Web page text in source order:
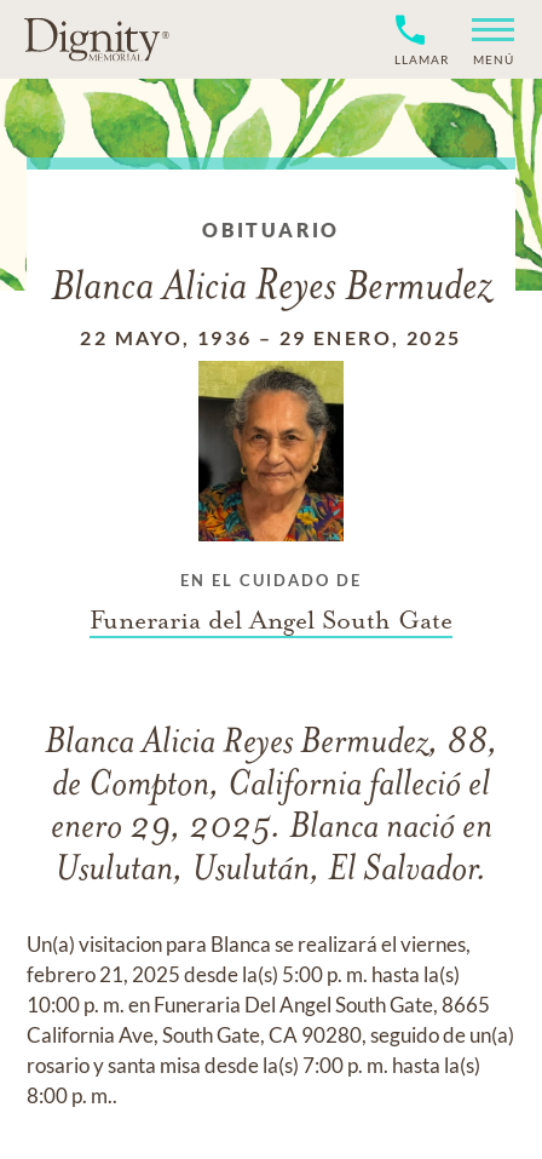
LLAMAR MENÚ
OBITUARIO
Blanca Alicia Reyes Bermudez
22 MAYO, 1936 – 29 ENERO, 2025
EN EL CUIDADO DE
Funeraria del Angel South Gate
Blanca Alicia Reyes Bermudez, 88,
de Compton, California falleció el
enero 29, 2025. Blanca nació en
Usulutan, Usulután, El Salvador.
Un(a) visitacion para Blanca se realizará el viernes,
febrero 21, 2025 desde la(s) 5:00 p. m. hasta la(s)
10:00 p. m. en Funeraria Del Angel South Gate, 8665
California Ave, South Gate, CA 90280, seguido de un(a)
rosario y santa misa desde la(s) 7:00 p. m. hasta la(s)
8:00 p. m..